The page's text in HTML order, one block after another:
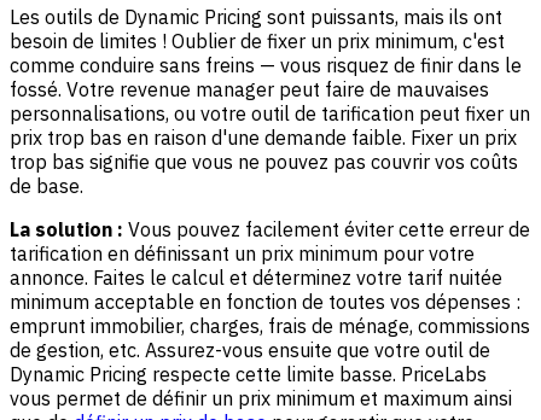
Les outils de Dynamic Pricing sont puissants, mais ils ont
besoin de limites ! Oublier de fixer un prix minimum, c'est
comme conduire sans freins — vous risquez de finir dans le
fossé. Votre revenue manager peut faire de mauvaises
personnalisations, ou votre outil de tarification peut fixer un
prix trop bas en raison d'une demande faible. Fixer un prix
trop bas signifie que vous ne pouvez pas couvrir vos coûts
de base.
La solution : Vous pouvez facilement éviter cette erreur de
tarification en définissant un prix minimum pour votre
annonce. Faites le calcul et déterminez votre tarif nuitée
minimum acceptable en fonction de toutes vos dépenses :
emprunt immobilier, charges, frais de ménage, commissions
de gestion, etc. Assurez-vous ensuite que votre outil de
Dynamic Pricing respecte cette limite basse. PriceLabs
vous permet de définir un prix minimum et maximum ainsi